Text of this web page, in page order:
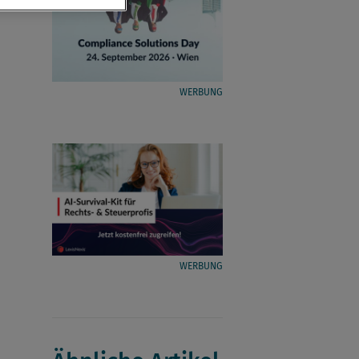
WERBUNG
WERBUNG